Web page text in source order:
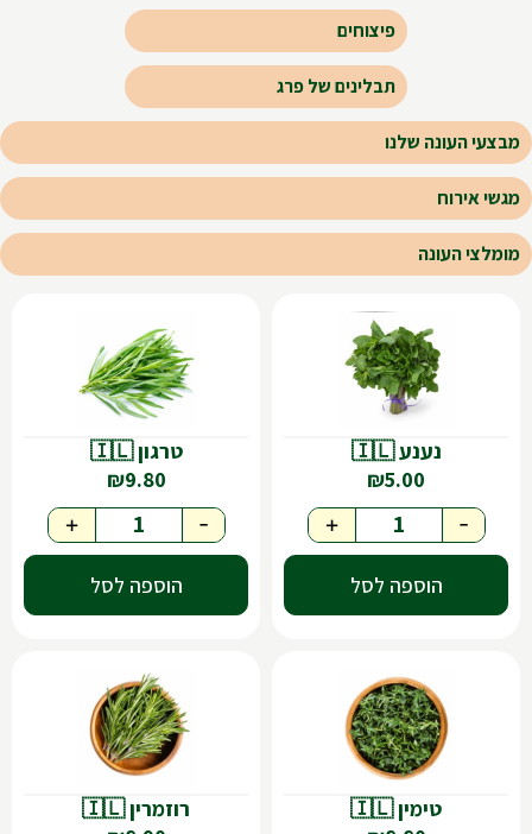
פיצוחים
תבלינים של פרג
מבצעי העונה שלנו
מגשי אירוח
מומלצי העונה
נענע 🇮🇱
₪5.00
-
+
הוספה לסל
טרגון 🇮🇱
₪9.80
-
+
הוספה לסל
טימין 🇮🇱
רוזמרין 🇮🇱